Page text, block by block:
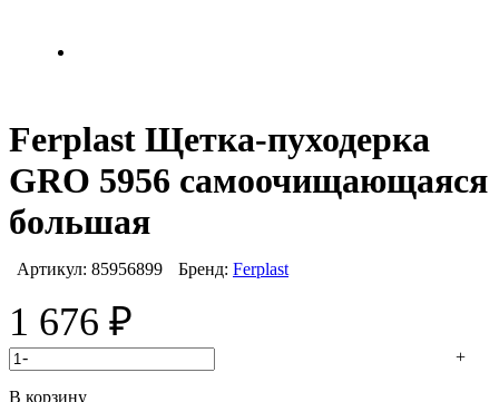
Ferplast Щетка-пуходерка
GRO 5956 самоочищающаяся
большая
Артикул: 85956899 Бренд: Ferplast
1 676 ₽
- +
В корзину